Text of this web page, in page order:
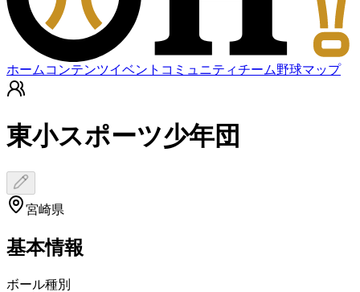
ホーム コンテンツイベント コミュニティチーム野球マップ
東小スポーツ少年団
宮崎県
基本情報
ボール種別